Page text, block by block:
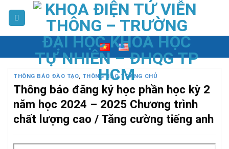
THÔNG BÁO ĐÀO TẠO, THÔNG BÁO TRANG CHỦ
Thông báo đăng ký học phần học kỳ 2
năm học 2024 – 2025 Chương trình
chất lượng cao / Tăng cường tiếng anh